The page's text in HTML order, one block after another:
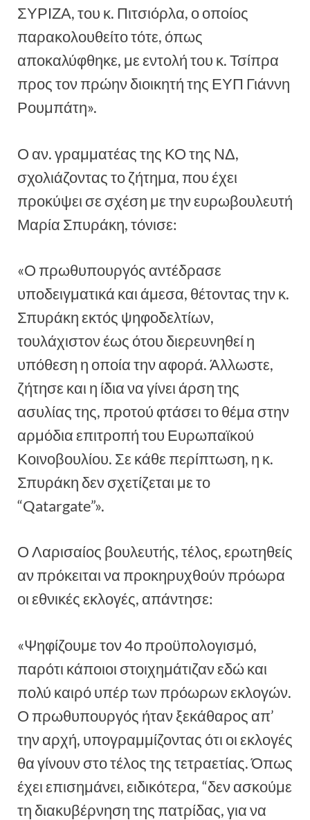
ΣΥΡΙΖΑ, του κ. Πιτσιόρλα, ο οποίος
παρακολουθείτο τότε, όπως
αποκαλύφθηκε, με εντολή του κ. Τσίπρα
προς τον πρώην διοικητή της ΕΥΠ Γιάννη
Ρουμπάτη».
Ο αν. γραμματέας της ΚΟ της ΝΔ,
σχολιάζοντας το ζήτημα, που έχει
προκύψει σε σχέση με την ευρωβουλευτή
Μαρία Σπυράκη, τόνισε:
«Ο πρωθυπουργός αντέδρασε
υποδειγματικά και άμεσα, θέτοντας την κ.
Σπυράκη εκτός ψηφοδελτίων,
τουλάχιστον έως ότου διερευνηθεί η
υπόθεση η οποία την αφορά. Άλλωστε,
ζήτησε και η ίδια να γίνει άρση της
ασυλίας της, προτού φτάσει το θέμα στην
αρμόδια επιτροπή του Ευρωπαϊκού
Κοινοβουλίου. Σε κάθε περίπτωση, η κ.
Σπυράκη δεν σχετίζεται με το
“Qatargate”».
Ο Λαρισαίος βουλευτής, τέλος, ερωτηθείς
αν πρόκειται να προκηρυχθούν πρόωρα
οι εθνικές εκλογές, απάντησε:
«Ψηφίζουμε τον 4ο προϋπολογισμό,
παρότι κάποιοι στοιχημάτιζαν εδώ και
πολύ καιρό υπέρ των πρόωρων εκλογών.
Ο πρωθυπουργός ήταν ξεκάθαρος απ’
την αρχή, υπογραμμίζοντας ότι οι εκλογές
θα γίνουν στο τέλος της τετραετίας. Όπως
έχει επισημάνει, ειδικότερα, “δεν ασκούμε
τη διακυβέρνηση της πατρίδας, για να